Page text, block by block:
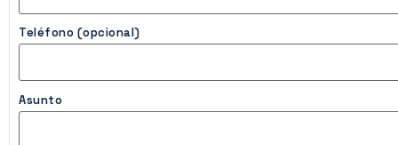
Teléfono (opcional)
Asunto